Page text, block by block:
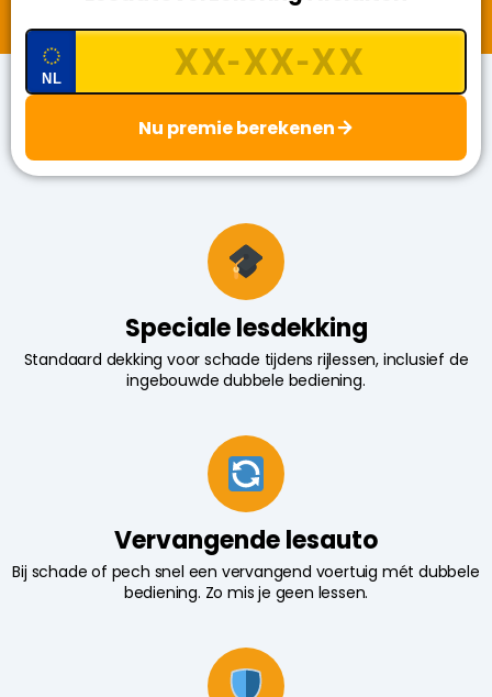
NL
Nu premie berekenen
Speciale lesdekking
Standaard dekking voor schade tijdens rijlessen, inclusief de
ingebouwde dubbele bediening.
Vervangende lesauto
Bij schade of pech snel een vervangend voertuig mét dubbele
bediening. Zo mis je geen lessen.